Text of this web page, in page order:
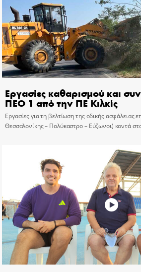
Εργασίες καθαρισμού και
ΠΕΟ 1 από την ΠΕ Κιλκίς
Εργασίες για τη βελτίωση της οδικής ασφάλειας
Θεσσαλονίκης – Πολύκαστρο – Εύζωνοι) κοντά